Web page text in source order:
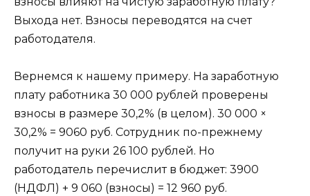
Выхода нет. Взносы переводятся на счет
работодателя.
Вернемся к нашему примеру. На заработную
плату работника 30 000 рублей проверены
взносы в размере 30,2% (в целом). 30 000 ×
30,2% = 9060 руб. Сотрудник по-прежнему
получит на руки 26 100 рублей. Но
работодатель перечислит в бюджет: 3900
(НДФЛ) + 9 060 (взносы) = 12 960 руб.